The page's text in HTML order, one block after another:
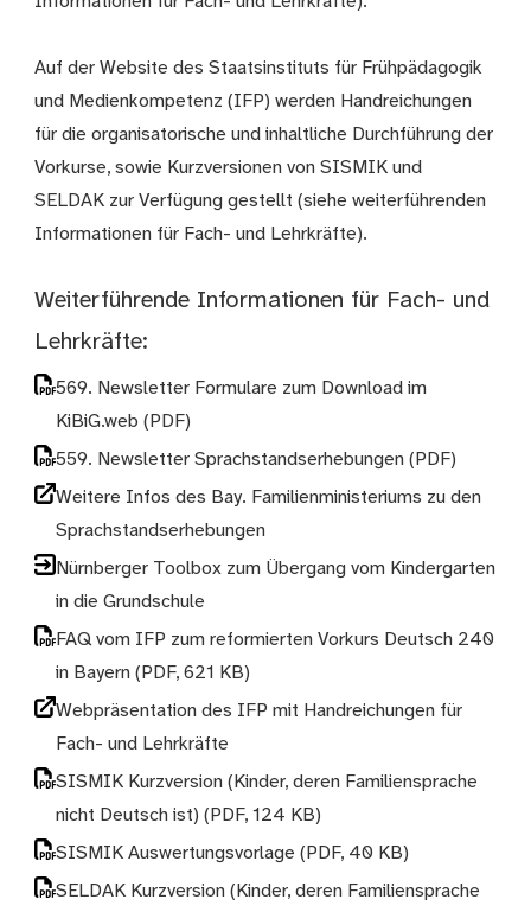
Auf der Website des Staatsinstituts für Frühpädagogik
und Medienkompetenz (IFP) werden Handreichungen
für die organisatorische und inhaltliche Durchführung der
Vorkurse, sowie Kurzversionen von SISMIK und
SELDAK zur Verfügung gestellt (siehe weiterführenden
Informationen für Fach- und Lehrkräfte).
Weiterführende Informationen für Fach- und
Lehrkräfte:
569. Newsletter Formulare zum Download im
KiBiG.web(PDF)
559. Newsletter Sprachstandserhebungen(PDF)
Weitere Infos des Bay. Familienministeriums zu den
Sprachstandserhebungen
Nürnberger Toolbox zum Übergang vom Kindergarten
in die Grundschule
FAQ vom IFP zum reformierten Vorkurs Deutsch 240
in Bayern(PDF, 621 KB)
Webpräsentation des IFP mit Handreichungen für
Fach- und Lehrkräfte
SISMIK Kurzversion (Kinder, deren Familiensprache
nicht Deutsch ist)(PDF, 124 KB)
SISMIK Auswertungsvorlage(PDF, 40 KB)
SELDAK Kurzversion (Kinder, deren Familiensprache